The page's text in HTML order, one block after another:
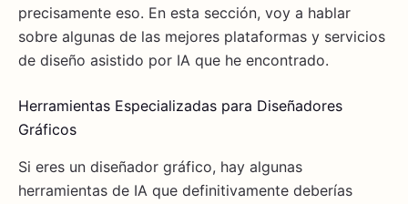
precisamente eso. En esta sección, voy a hablar
sobre algunas de las mejores plataformas y servicios
de diseño asistido por IA que he encontrado.
Herramientas Especializadas para Diseñadores
Gráficos
Si eres un diseñador gráfico, hay algunas
herramientas de IA que definitivamente deberías